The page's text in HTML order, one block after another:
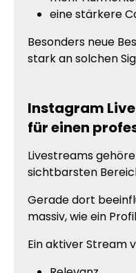
eine stärkere
Besonders neue
stark an solchen
Instagram
für einen
Livestreams
sichtbarsten
Gerade dort
massiv, wie ein
Ein aktiver Stream